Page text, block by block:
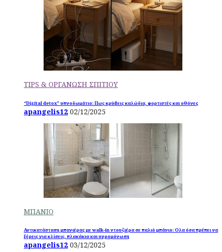
TIPS & ΟΡΓΑΝΩΣΗ ΣΠΙΤΙΟΥ
“Digital detox” υπνοδωμάτιο: Πως κρύβεις καλώδια, φορτιστές και οθόνες
apangelis12 02/12/2025
ΜΠΑΝΙΟ
Αντικατάσταση μπανιέρας με walk-in ντουζιέρα σε παλιό μπάνιο: Ολα όσα πρέπει να
ξέρεις για κλίσεις, πλακάκια και υγρομόνωση
apangelis12 03/12/2025